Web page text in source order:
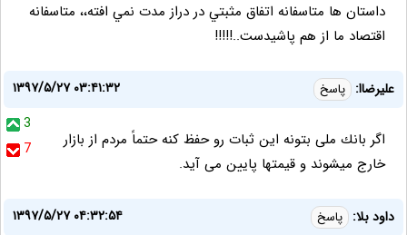
داستان ها متاسفانه اتفاق مثبتي در دراز مدت نمي افته،، متاسفانه
اقتصاد ما از هم پاشيدست..!!!!!
عليرضاا: پاسخ
۱۳۹۷/۵/۲۷ ۰۳:۴۱:۳۲
3
7
اگر بانك ملى بتونه اين ثبات رو حفظ كنه حتماً مردم از بازار
خارج ميشوند و قيمتها پايين مى آيد.
داود بلا: پاسخ
۱۳۹۷/۵/۲۷ ۰۴:۳۲:۵۴